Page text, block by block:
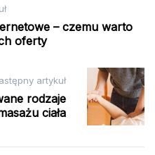
– czemu warto
oferty
artykuł
rodzaje
ciała